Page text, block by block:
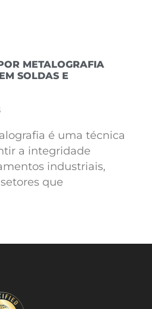
METALOGRAFIA
SOLDAS E
é uma técnica
a integridade
industriais,
que